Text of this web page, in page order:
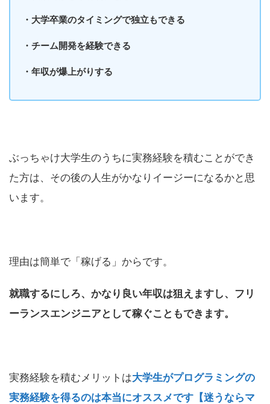
・大学卒業のタイミングで独立もできる
・チーム開発を経験できる
・年収が爆上がりする
ぶっちゃけ大学生のうちに実務経験を積むことができ
た方は、その後の人生がかなりイージーになるかと思
います。
理由は簡単で「稼げる」からです。
就職するにしろ、かなり良い年収は狙えますし、フリ
ーランスエンジニアとして稼ぐこともできます。
実務経験を積むメリットは大学生がプログラミングの
実務経験を得るのは本当にオススメです【迷うならマ